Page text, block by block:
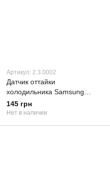
Артикул: 2.3.0002
Датчик оттайки
холодильника Samsung
DA32-00006W
145 грн
Нет в наличии